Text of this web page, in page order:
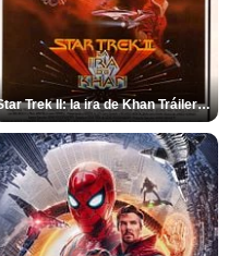
Star Trek II: la ira de Khan Tráiler VO